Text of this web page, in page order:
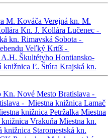
M. Kováča Verejná kn. M.
Kn. J. Kollára Lučenec -
kn. Rimavská Sobota -
Veľký Krtíš -
A.H. Škultétyho Hontiansko-
knižnica Ľ. Štúra Krajská kn.
Kn. Nové Mesto Bratislava -
- Miestna knižnica Lamač
knižnica Petržalka Miestna
Vrakuňa Miestna kn.
knižnica Staromestská kn.